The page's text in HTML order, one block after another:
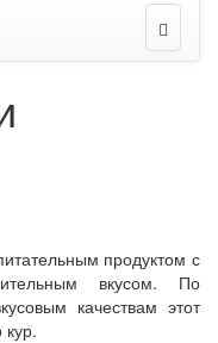
продуктом с
вкусом. По
качествам этот